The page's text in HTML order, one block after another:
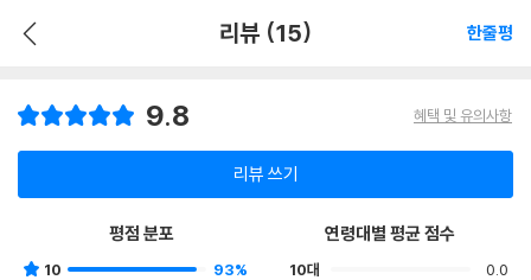
리뷰 (15) 한줄평
9.8 혜택 및 유의사항
리뷰 쓰기
평점 분포
10
93%
연령대별 평균 점수
10대
0.0